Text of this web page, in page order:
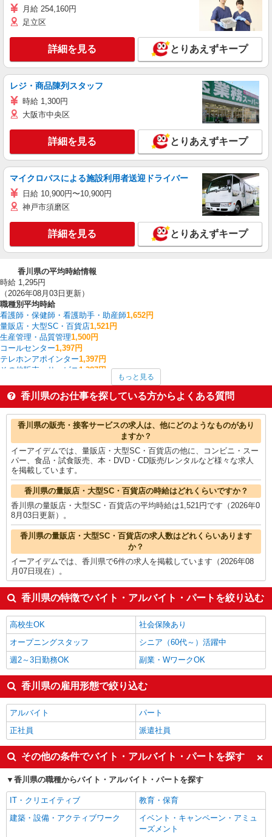
月給 254,160円
足立区
詳細を見る とりあえずキープ
レジ・商品陳列スタッフ
時給 1,300円
大阪市中央区
詳細を見る とりあえずキープ
マイクロバスによる施設利用者送迎ドライバー
日給 10,900円〜10,900円
神戸市須磨区
詳細を見る とりあえずキープ
香川県の平均時給情報
時給 1,295円
（2026年08月03日更新）
職種別平均時給
看護師・保健師・看護助手・助産師1,652円
量販店・大型SC・百貨店1,521円
生産管理・品質管理1,500円
コールセンター1,397円
テレホンアポインター1,397円
その他販売・サービス 1,387円
その他介護・福祉1,352円
作業療法士・理学療法士・言語聴覚士・視能訓練士1,347円
介護職・ヘルパー1,341円
香川県の他の職種の平均時給を見る
もっと見る
香川県のお仕事を探している方からよくある質問
香川県の販売・接客サービスの求人は、他にどのようなものがあり
ますか？
イーアイデムでは、量販店・大型SC・百貨店の他に、コンビニ・スー
パー、食品・試食販売、本・DVD・CD販売/レンタルなど様々な求人
を掲載しています。
香川県の量販店・大型SC・百貨店の時給はどれくらいですか？
香川県の量販店・大型SC・百貨店の平均時給は1,521円です（2026年0
8月03日更新）。
香川県の量販店・大型SC・百貨店の求人数はどれくらいあります
か？
イーアイデムでは、香川県で6件の求人を掲載しています（2026年08
月07日現在）。
香川県の特徴でバイト・アルバイト・パートを絞り込む
高校生OK
社会保険あり
オープニングスタッフ
シニア（60代～）活躍中
週2～3日勤務OK
副業・WワークOK
香川県の雇用形態で絞り込む
アルバイト
パート
正社員
派遣社員
その他の条件でバイト・アルバイト・パートを探す
香川県の職種からバイト・アルバイト・パートを探す
IT・クリエイティブ
教育・保育
建築・設備・アクティブワーク
イベント・キャンペーン・アミュ
ーズメント